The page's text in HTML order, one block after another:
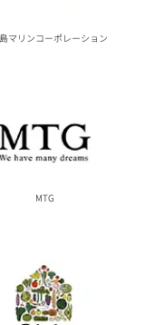
マリンコーポレーション
MTG